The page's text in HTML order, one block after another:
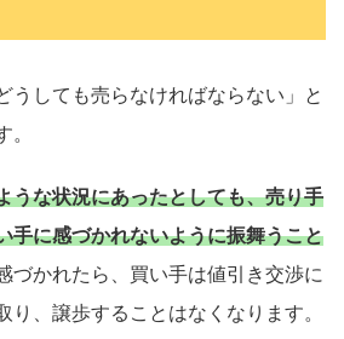
うしても売らなければならない」と
。
うな状況にあったとしても、売り手
手に感づかれないように振舞うこと
づかれたら、買い手は値引き交渉に
り、譲歩することはなくなります。